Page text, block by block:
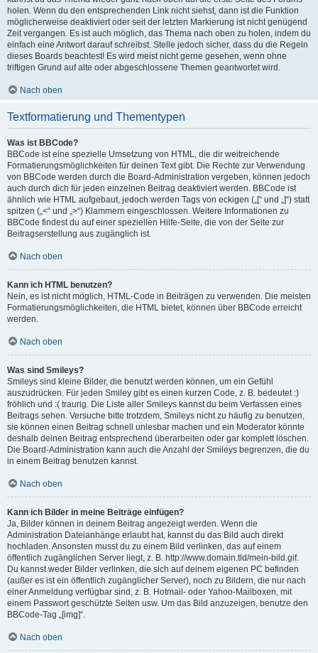
holen. Wenn du den entsprechenden Link nicht siehst, dann ist die Funktion
möglicherweise deaktiviert oder seit der letzten Markierung ist nicht genügend
Zeit vergangen. Es ist auch möglich, das Thema nach oben zu holen, indem du
einfach eine Antwort darauf schreibst. Stelle jedoch sicher, dass du die Regeln
dieses Boards beachtest! Es wird meist nicht gerne gesehen, wenn ohne
triftigen Grund auf alte oder abgeschlossene Themen geantwortet wird.
Nach oben
Textformatierung und Thementypen
Was ist BBCode?
BBCode ist eine spezielle Umsetzung von HTML, die dir weitreichende
Formatierungsmöglichkeiten für deinen Text gibt. Die Rechte zur Verwendung
von BBCode werden durch die Board-Administration vergeben, können jedoch
auch durch dich für jeden einzelnen Beitrag deaktiviert werden. BBCode ist
ähnlich wie HTML aufgebaut, jedoch werden Tags von eckigen („[“ und „]“) statt
spitzen („<“ und „>“) Klammern eingeschlossen. Weitere Informationen zu
BBCode findest du auf einer speziellen Hilfe-Seite, die von der Seite zur
Beitragserstellung aus zugänglich ist.
Nach oben
Kann ich HTML benutzen?
Nein, es ist nicht möglich, HTML-Code in Beiträgen zu verwenden. Die meisten
Formatierungsmöglichkeiten, die HTML bietet, können über BBCode erreicht
werden.
Nach oben
Was sind Smileys?
Smileys sind kleine Bilder, die benutzt werden können, um ein Gefühl
auszudrücken. Für jeden Smiley gibt es einen kurzen Code, z. B. bedeutet :)
fröhlich und :( traurig. Die Liste aller Smileys kannst du beim Verfassen eines
Beitrags sehen. Versuche bitte trotzdem, Smileys nicht zu häufig zu benutzen,
sie können einen Beitrag schnell unlesbar machen und ein Moderator könnte
deshalb deinen Beitrag entsprechend überarbeiten oder gar komplett löschen.
Die Board-Administration kann auch die Anzahl der Smileys begrenzen, die du
in einem Beitrag benutzen kannst.
Nach oben
Kann ich Bilder in meine Beiträge einfügen?
Ja, Bilder können in deinem Beitrag angezeigt werden. Wenn die
Administration Dateianhänge erlaubt hat, kannst du das Bild auch direkt
hochladen. Ansonsten musst du zu einem Bild verlinken, das auf einem
öffentlich zugänglichen Server liegt, z. B. http://www.domain.tld/mein-bild.gif.
Du kannst weder Bilder verlinken, die sich auf deinem eigenen PC befinden
(außer es ist ein öffentlich zugänglicher Server), noch zu Bildern, die nur nach
einer Anmeldung verfügbar sind, z. B. Hotmail- oder Yahoo-Mailboxen, mit
einem Passwort geschützte Seiten usw. Um das Bild anzuzeigen, benutze den
BBCode-Tag „[img]“.
Nach oben